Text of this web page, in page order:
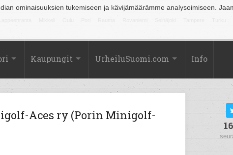
ominaisuuksien tukemiseen ja kävijämäärämme analysoimiseen.
Kaupungit UrheiluSuomi.com Info
Aces ry (Porin Minigolf-